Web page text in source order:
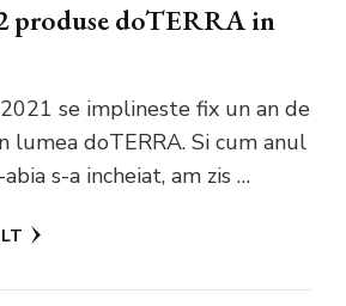
produse doTERRA in
se implineste fix un an de
lumea doTERRA. Si cum anul
s-a incheiat, am zis …